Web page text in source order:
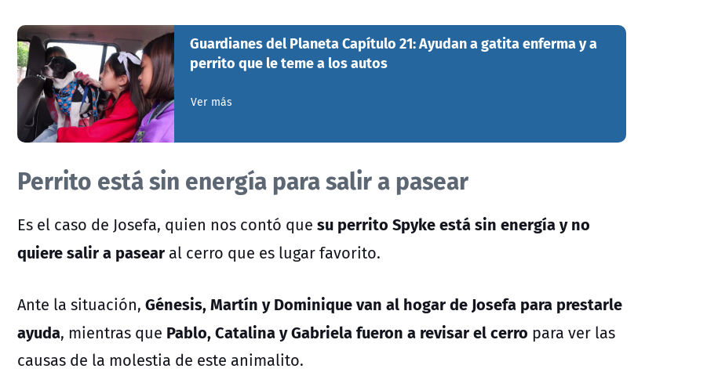
Guardianes del Planeta Capítulo 21: Ayudan a gatita enferma y a
perrito que le teme a los autos
Ver más
Perrito está sin energía para salir a pasear
Es el caso de Josefa, quien nos contó que su perrito Spyke estásin energía y no
quiere salir a pasear al cerro que es lugar favorito.
Ante la situación, Génesis, Martín y Dominique van al hogar de Josefa para prestarle
ayuda, mientras que Pablo, Catalina y Gabriela fueron a revisar el cerro para ver las
causas de la molestia de este animalito.